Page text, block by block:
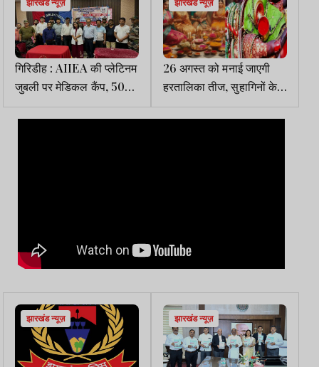
झारखंड न्यूज़
गिरिडीह : AIIEA की प्लेटिनम
जुबली पर मेडिकल कैंप, 500
NCC कैडेट्स के दांतों की
जांच
झारखंड न्यूज़
26 अगस्त को मनाई जाएगी
हरतालिका तीज, सुहागिनों के
लिए विशेष है यह पर्व
झारखंड न्यूज़ झारखंड न्यूज़